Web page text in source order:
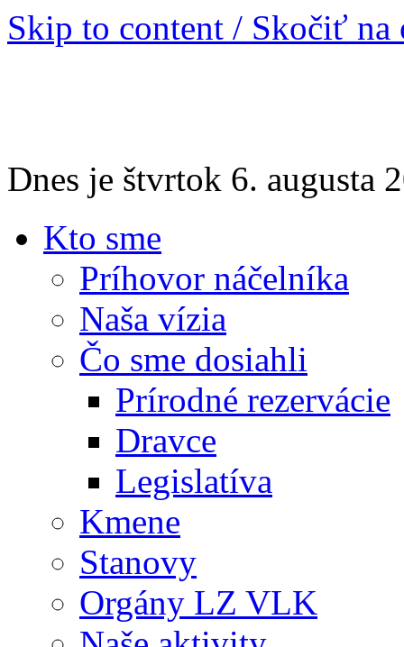
Skip to content / Skočiť na
Dnes je štvrtok 6. augusta
Kto sme
Príhovor náčelníka
Naša vízia
Čo sme dosiahli
Prírodné rezervácie
Dravce
Legislatíva
Kmene
Stanovy
Orgány LZ VLK